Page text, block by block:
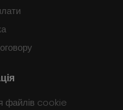
файлів cookie